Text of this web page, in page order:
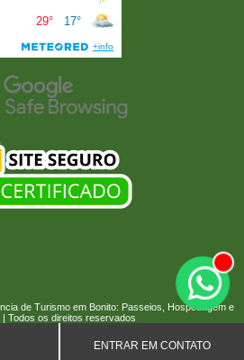
de Turismo em Bonito: Passeios, Hospedagem e
Todos os direitos reservados
ENTRAR EM CONTATO